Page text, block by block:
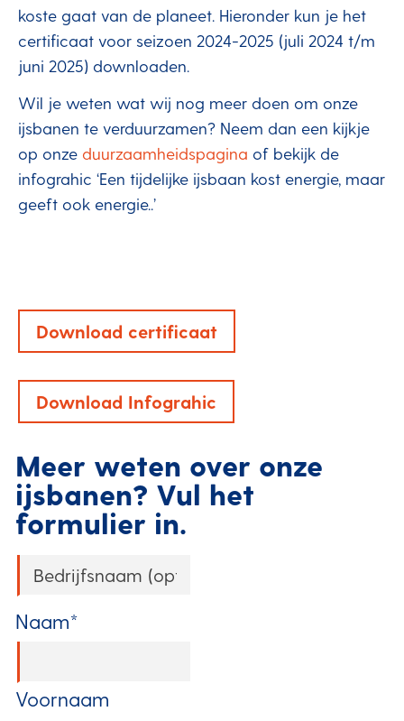
koste gaat van de planeet. Hieronder kun je het
certificaat voor seizoen 2024-2025 (juli 2024 t/m
juni 2025) downloaden.
Wil je weten wat wij nog meer doen om onze
ijsbanen te verduurzamen? Neem dan een kijkje
op onze duurzaamheids­pagina of bekijk de
infograhic ‘Een tijdelijke ijsbaan kost energie, maar
geeft ook energie..’
Download certificaat
Download Infograhic
Meer weten over onze
ijsbanen? Vul het
formulier in.
Bedrijfsnaam
(optioneel)
Naam*
Voornaam